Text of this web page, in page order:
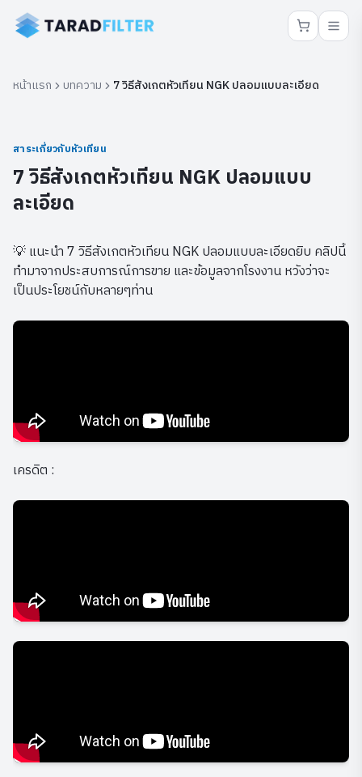
หน้าแรก บทความ 7 วิธีสังเกตหัวเทียน NGK ปลอมแบบละเอียด
สาระเกี่ยวกับหัวเทียน
7 วิธีสังเกตหัวเทียน NGK ปลอมแบบ
ละเอียด
💡 แนะนำ 7 วิธีสังเกตหัวเทียน NGK ปลอมแบบละเอียดยิบ คลิปนี้
ทำมาจากประสบการณ์การขาย และข้อมูลจากโรงงาน หวังว่าจะ
เป็นประโยชน์กับหลายๆท่าน
เครดิต :